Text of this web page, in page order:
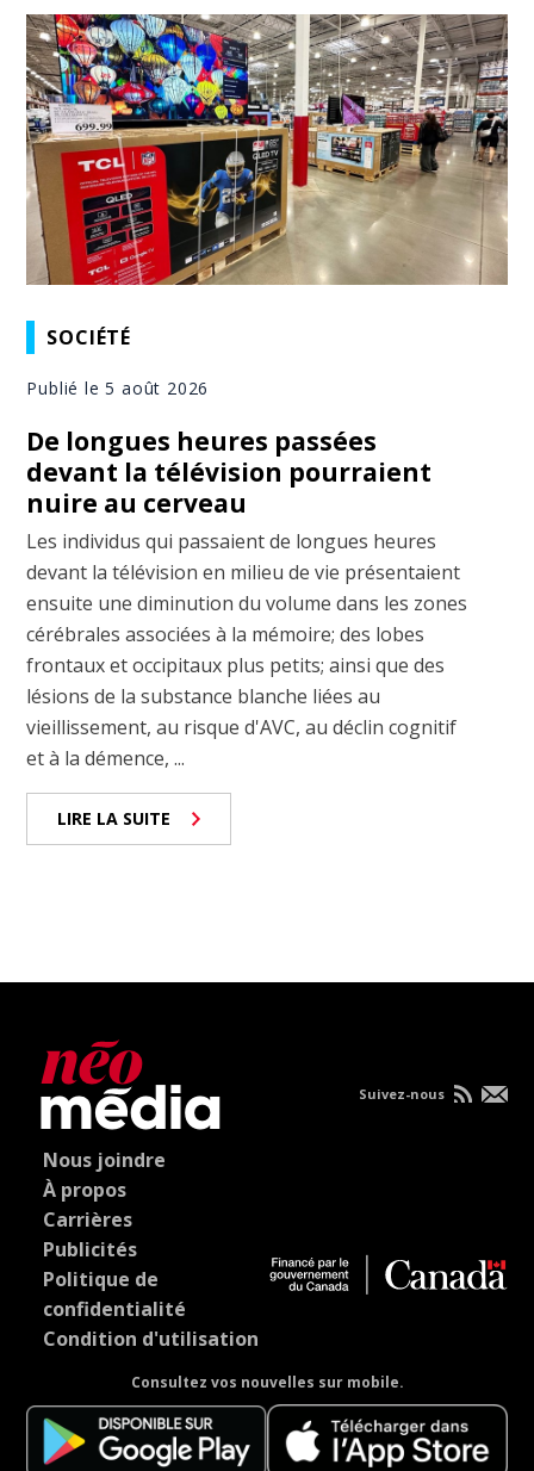
SOCIÉTÉ
Publié le 5 août 2026
De longues heures passées
devant la télévision pourraient
nuire au cerveau
Les individus qui passaient de longues heures
devant la télévision en milieu de vie présentaient
ensuite une diminution du volume dans les zones
cérébrales associées à la mémoire; des lobes
frontaux et occipitaux plus petits; ainsi que des
lésions de la substance blanche liées au
vieillissement, au risque d'AVC, au déclin cognitif
et à la démence, ...
LIRE LA SUITE
Nous joindre
À propos
Carrières
Publicités
Politique de
confidentialité
Condition d'utilisation
Consultez vos nouvelles sur mobile.
Suivez-nous